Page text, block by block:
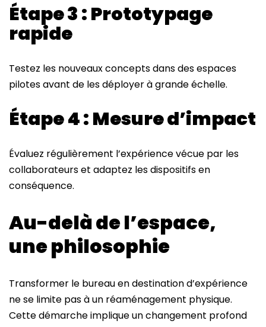
Étape 3 : Prototypage
rapide
Testez les nouveaux concepts dans des espaces
pilotes avant de les déployer à grande échelle.
Étape 4 : Mesure d’impact
Évaluez régulièrement l’expérience vécue par les
collaborateurs et adaptez les dispositifs en
conséquence.
Au-delà de l’espace,
une philosophie
Transformer le bureau en destination d’expérience
ne se limite pas à un réaménagement physique.
Cette démarche implique un changement profond